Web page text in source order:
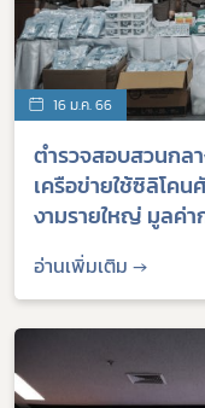
16 ม.ค. 66
ตำรวจสอบสวนกล
เครือข่ายใช้ซิลิโค
งามรายใหญ่ มูลค่า
อ่านเพิ่มเติม →